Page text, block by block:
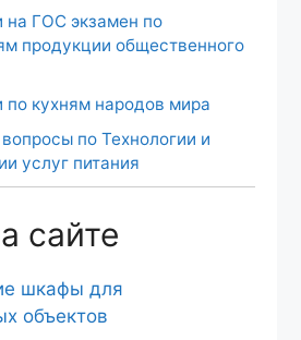
на ГОС экзамен по
продукции общественного
по кухням народов мира
по Технологии и
услуг питания
сайте
шкафы для
объектов